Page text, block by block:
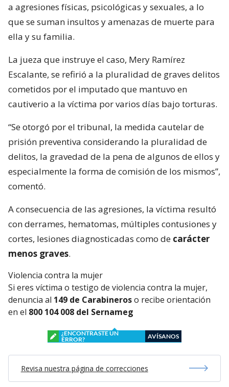
a agresiones físicas, psicológicas y sexuales, a lo
que se suman insultos y amenazas de muerte para
ella y su familia.
La jueza que instruye el caso, Mery Ramírez
Escalante, se refirió a la pluralidad de graves delitos
cometidos por el imputado que mantuvo en
cautiverio a la víctima por varios días bajo torturas.
“Se otorgó por el tribunal, la medida cautelar de
prisión preventiva considerando la pluralidad de
delitos, la gravedad de la pena de algunos de ellos y
especialmente la forma de comisión de los mismos”,
comentó.
A consecuencia de las agresiones, la víctima resultó
con derrames, hematomas, múltiples contusiones y
cortes, lesiones diagnosticadas como de carácter
menos graves.
Violencia contra la mujer
Si eres víctima o testigo de violencia contra la mujer,
denuncia al 149 de Carabineroso recibe orientación
en el 800 104 008 del Sernameg
¿ENCONTRASTE UN
ERROR?
AVÍSANOS
Revisa nuestra página de correcciones